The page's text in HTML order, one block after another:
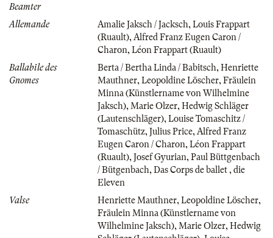
Beamter
Allemande Amalie Jaksch / Jacksch,Louis Frappart
(Ruault),Alfred Franz Eugen Caron /
Charon,Léon Frappart (Ruault)
Ballabile des
Gnomes
Berta / Bertha Linda / Babitsch,Henriette
Mauthner,Leopoldine Löscher,Fräulein
Minna (Künstlername von Wilhelmine
Jaksch),Marie Olzer,Hedwig Schläger
(Lautenschläger),Louise Tomaschitz /
Tomaschütz,Julius Price,Alfred Franz
Eugen Caron / Charon,Léon Frappart
(Ruault),Josef Gyurian,Paul Büttgenbach
/ Bütgenbach,Das Corps de ballet ,die
Eleven
Valse
Henriette Mauthner,Leopoldine Löscher,
Fräulein Minna (Künstlername von
Wilhelmine Jaksch),Marie Olzer,Hedwig